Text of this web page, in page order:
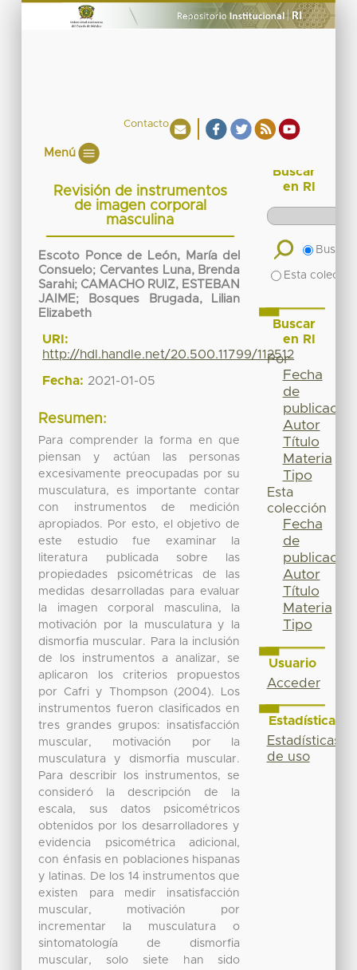
Contacto
Menú
Revisión de instrumentos
de imagen corporal
masculina
Escoto Ponce de León, María del
Consuelo; Cervantes Luna, Brenda
Sarahi; CAMACHO RUIZ, ESTEBAN
JAIME;
Bosques Brugada, Lilian
Elizabeth
URI:
http://hdl.handle.net/20.500.11799/112512
Fecha: 2021-01-05
Resumen:
Para comprender la forma en que
piensan y actúan las personas
excesivamente preocupadas por su
musculatura, es importante contar
con instrumentos de medición
apropiados. Por esto, el objetivo de
este estudio fue examinar la
literatura publicada sobre las
propiedades psicométricas de las
medidas desarrolladas para evaluar
la imagen corporal masculina, la
motivación por la musculatura y la
dismorfia muscular. Para la inclusión
de los instrumentos a analizar, se
aplicaron los criterios propuestos
por Cafri y Thompson (2004). Los
instrumentos fueron clasificados en
tres grandes grupos: insatisfacción
muscular, motivación por la
musculatura y dismorfia muscular.
Para describir los instrumentos, se
consideró la descripción de la
escala, sus datos psicométricos
obtenidos por los desarrolladores y
evidencia psicométrica adicional,
con énfasis en poblaciones hispanas
y latinas. De los 14 instrumentos que
existen para medir insatisfacción
muscular, motivación por
incrementar la musculatura o
sintomatología de dismorfia
muscular, solo siete han sido
Buscar
en RI
Buscar
Esta
Buscar
en RI
Por
Fecha
de
publicación
Autor
Título
Materia
Tipo
Esta
colección
Fecha
de
publicación
Autor
Título
Materia
Tipo
Usuario
Acceder
Estadísticas
Estadísticas
de uso